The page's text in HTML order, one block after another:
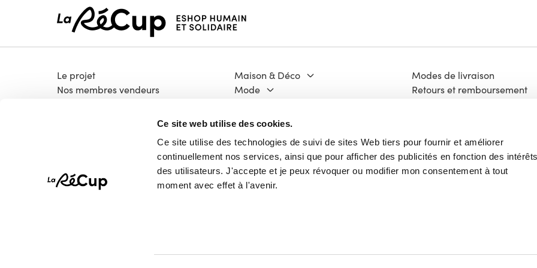
Ce site web utilise des cookies.
Ce site utilise des technologies de suivi de sites Web tiers pour fournir et améliorer
continuellement nos services, ainsi que pour afficher des publicités en fonction des intérêts
des utilisateurs. J'accepte et je peux révoquer ou modifier mon consentement à tout
moment avec effet à l'avenir.
Le projet
Nos membres vendeurs
Maison & Déco
Mode
Bricolage & Matériaux
Vélos
High-Tech
Pépites
Modes de livraison
Retours et remboursement
Mentions légales
Vie Privée
Charte Cookies